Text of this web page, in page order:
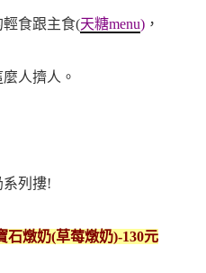
食跟主食(天糖menu) ，
人擠人。
系列摟!
石燉奶(草莓燉奶)-130元